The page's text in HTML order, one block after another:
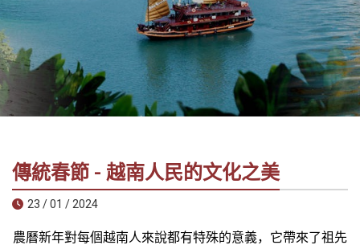
南
接
錫
遊
-
在
傳統春節 - 越南人民的文化之美
23 / 01 / 2024
農曆新年對每個越南人來說都有特殊的意義，它帶來了祖先